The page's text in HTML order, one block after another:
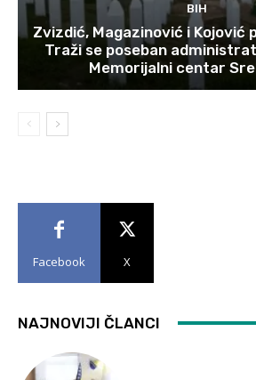
BIH
Zvizdić, Magazinović i Kojović
Traži se poseban
Memorijalni centar
Facebook X
NAJNOVIJI ČLANCI